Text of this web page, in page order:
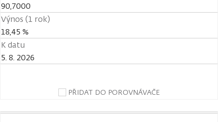
90,7000
Výnos (1 rok)
18,45 %
K datu
5. 8. 2026
PŘIDAT DO POROVNÁVAČE